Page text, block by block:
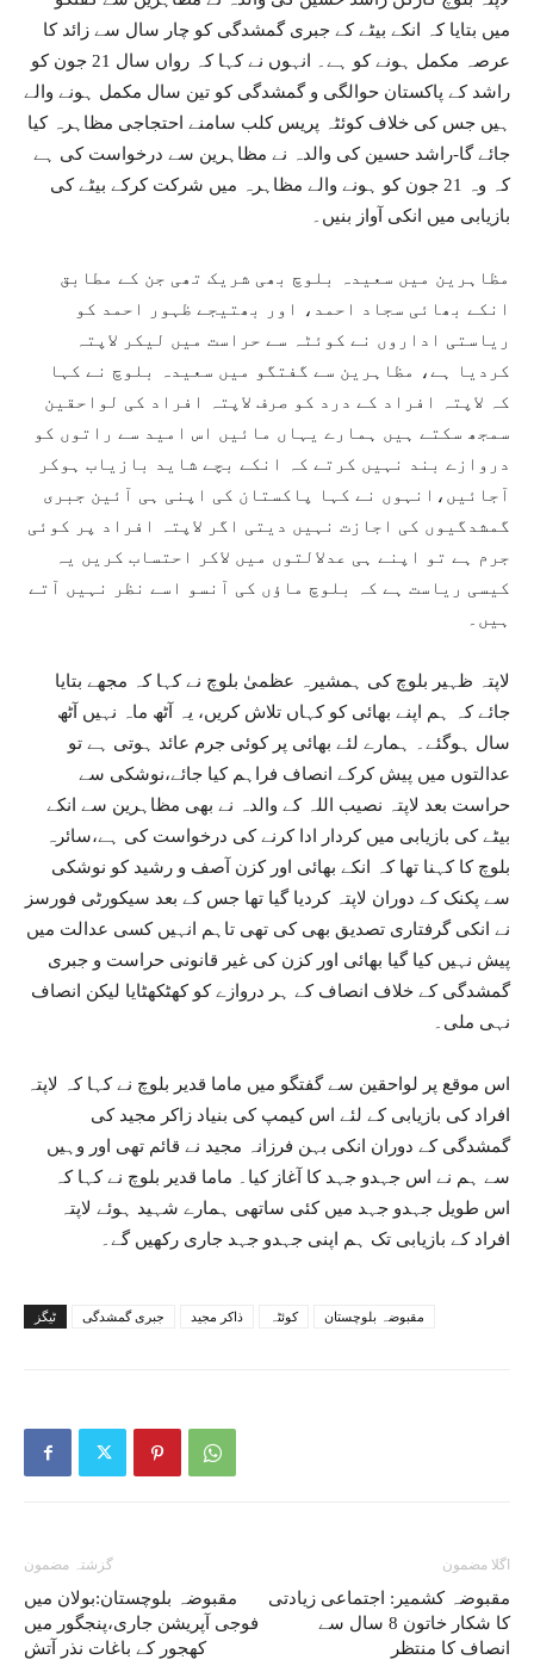
میں بتایا کہ انکے بیٹے کے جبری گمشدگی کو چار سال سے زائد کا
عرصہ مکمل ہونے کو ہے۔ انہوں نے کہا کہ رواں سال 21 جون کو
راشد کے پاکستان حوالگی و گمشدگی کو تین سال مکمل ہونے والے
ہیں جس کی خلاف کوئٹہ پریس کلب سامنے احتجاجی مظاہرہ کیا
جائے گا-راشد حسین کی والدہ نے مظاہرین سے درخواست کی ہے
کہ وہ 21 جون کو ہونے والے مظاہرہ میں شرکت کرکے بیٹے کی
بازیابی میں انکی آواز بنیں۔
مظاہرین میں سعیدہ بلوچ بھی شریک تھی جن کے مطابق
انکے بھائی سجاد احمد، اور بھتیجے ظہور احمد کو
ریاستی اداروں نے کوئٹہ سے حراست میں لیکر لاپتہ
کردیا ہے، مظاہرین سے گفتگو میں سعیدہ بلوچ نے کہا
کہ لاپتہ افراد کے درد کو صرف لاپتہ افراد کی لواحقین
سمجھ سکتے ہیں ہمارے یہاں مائیں اس امید سے راتوں کو
دروازے بند نہیں کرتے کہ انکے بچے شاید بازیاب ہوکر
آجائیں،انہوں نے کہا پاکستان کی اپنی ہی آئین جبری
گمشدگیوں کی اجازت نہیں دیتی اگر لاپتہ افراد پر کوئی
جرم ہے تو اپنے ہی عدلالتوں میں لاکر احتساب کریں یہ
کیسی ریاست ہے کہ بلوچ ماؤں کی آنسو اسے نظر نہیں آتے
ہیں۔
لاپتہ ظہیر بلوچ کی ہمشیرہ عظمیٰ بلوچ نے کہا کہ مجھے بتایا
جائے کہ ہم اپنے بھائی کو کہاں تلاش کریں، یہ آٹھ ماہ نہیں آٹھ
سال ہوگئے۔ ہمارے لئے بھائی پر کوئی جرم عائد ہوتی ہے تو
عدالتوں میں پیش کرکے انصاف فراہم کیا جائے،نوشکی سے
حراست بعد لاپتہ نصیب اللہ کے والدہ نے بھی مظاہرین سے انکے
بیٹے کی بازیابی میں کردار ادا کرنے کی درخواست کی ہے،سائرہ
بلوچ کا کہنا تھا کہ انکے بھائی اور کزن آصف و رشید کو نوشکی
سے پکنک کے دوران لاپتہ کردیا گیا تھا جس کے بعد سیکورٹی فورسز
نے انکی گرفتاری تصدیق بھی کی تھی تاہم انہیں کسی عدالت میں
پیش نہیں کیا گیا بھائی اور کزن کی غیر قانونی حراست و جبری
گمشدگی کے خلاف انصاف کے ہر دروازے کو کھٹکھٹایا لیکن انصاف
نہی ملی۔
اس موقع پر لواحقین سے گفتگو میں ماما قدیر بلوچ نے کہا کہ لاپتہ
افراد کی بازیابی کے لئے اس کیمپ کی بنیاد زاکر مجید کی
گمشدگی کے دوران انکی بہن فرزانہ مجید نے قائم تھی اور وہیں
سے ہم نے اس جہدو جہد کا آغاز کیا۔ ماما قدیر بلوچ نے کہا کہ
اس طویل جہدو جہد میں کئی ساتھی ہمارے شہید ہوئے لاپتہ
افراد کے بازیابی تک ہم اپنی جہدو جہد جاری رکھیں گے۔
ٹیگز جبری گمشدگی ذاکر مجید کوئٹہ مقبوضہ بلوچستان
گزشتہ مضمون
مقبوضہ بلوچستان:بولان میں
فوجی آپریشن جاری،پنجگور میں
کھجور کے باغات نذر آتش
اگلا مضمون
مقبوضہ کشمیر: اجتماعی زیادتی
کا شکار خاتون 8 سال سے
انصاف کا منتظر